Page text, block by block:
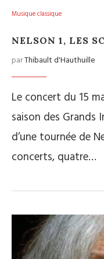
Musique classique
NELSON 1, LES
parThibault d'Hauthuille
Le concert du 15
saison des
d’une tournée de
concerts, quatre…